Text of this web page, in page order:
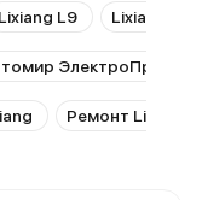
Lixiang L9 Lixiang L6
Ремонт Lixiang